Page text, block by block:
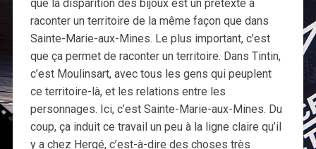
que la disparition des bijoux est un prétexte à
raconter un territoire de la même façon que dans
Sainte-Marie-aux-Mines. Le plus important, c’est
que ça permet de raconter un territoire. Dans Tintin,
c’est Moulinsart, avec tous les gens qui peuplent
ce territoire-là, et les relations entre les
personnages. Ici, c’est Sainte-Marie-aux-Mines. Du
coup, ça induit ce travail un peu à la ligne claire qu’il
y a chez Hergé, c’est-à-dire des choses très